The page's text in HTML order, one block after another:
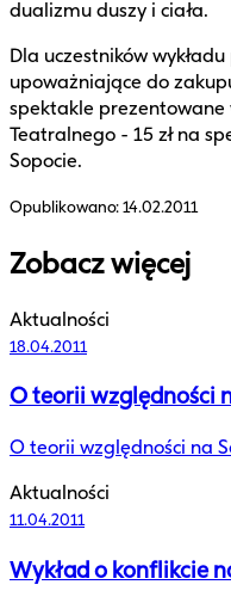
dualizmu duszy i ciała.
Dla uczestników
upoważniające do
spektakle prezentowane
Teatralnego - 15 zł na
Sopocie.
Opublikowano:14.02.2011
Zobacz więcej
Aktualności
18.04.2011
O teorii względności
O teorii względności na
Aktualności
11.04.2011
Wykład o konflikcie